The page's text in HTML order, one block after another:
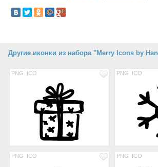
Другие иконки из набора "Merry Icons by
PNG ICO PNG ICO
PNG ICO PNG ICO